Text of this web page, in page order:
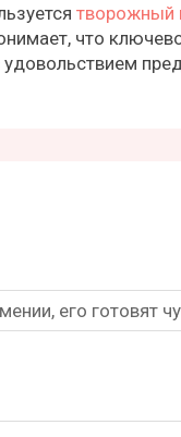
творожный
что
его готовят